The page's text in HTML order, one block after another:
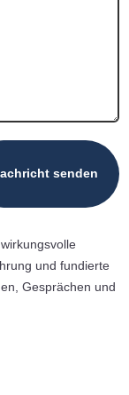
senden
und fundierte
Gesprächen und